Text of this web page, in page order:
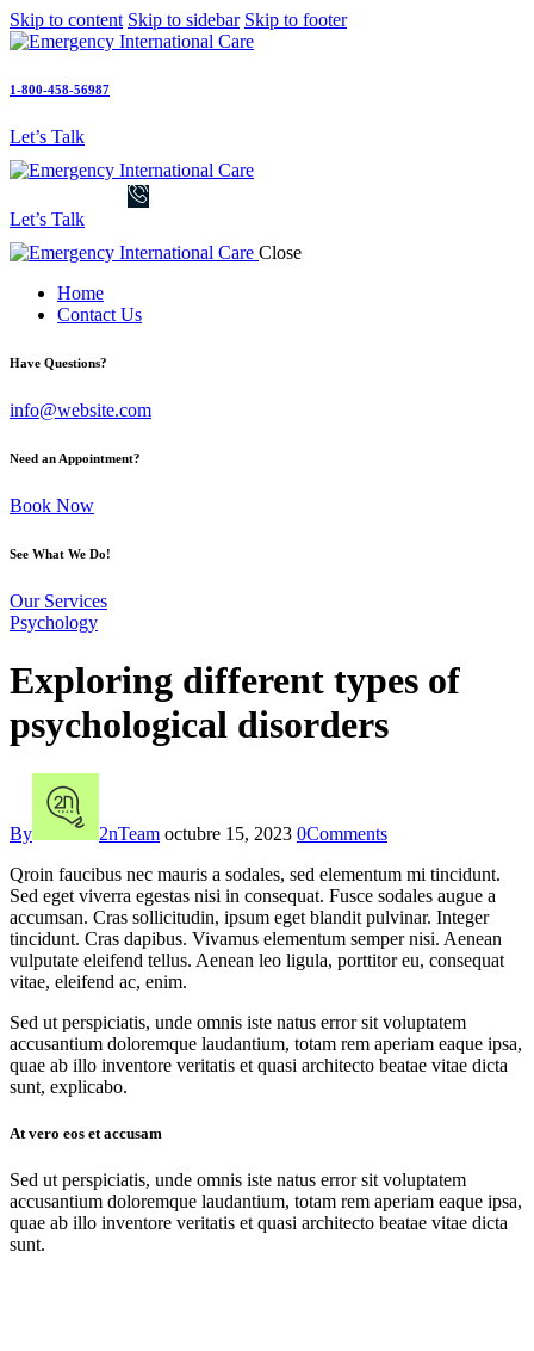
Skip to content Skip to sidebar Skip to footer
1-800-458-56987
Let’s Talk
Let’s Talk
Close
Home
Contact Us
Have Questions?
info@website.com
Need an Appointment?
Book Now
See What We Do!
Our Services
Psychology
Exploring different types of
psychological disorders
By 2nTeam octubre 15, 2023 0Comments
Qroin faucibus nec mauris a sodales, sed elementum mi tincidunt.
Sed eget viverra egestas nisi in consequat. Fusce sodales augue a
accumsan. Cras sollicitudin, ipsum eget blandit pulvinar. Integer
tincidunt. Cras dapibus. Vivamus elementum semper nisi. Aenean
vulputate eleifend tellus. Aenean leo ligula, porttitor eu, consequat
vitae, eleifend ac, enim.
Sed ut perspiciatis, unde omnis iste natus error sit voluptatem
accusantium doloremque laudantium, totam rem aperiam eaque ipsa,
quae ab illo inventore veritatis et quasi architecto beatae vitae dicta
sunt, explicabo.
At vero eos et accusam
Sed ut perspiciatis, unde omnis iste natus error sit voluptatem
accusantium doloremque laudantium, totam rem aperiam eaque ipsa,
quae ab illo inventore veritatis et quasi architecto beatae vitae dicta
sunt.